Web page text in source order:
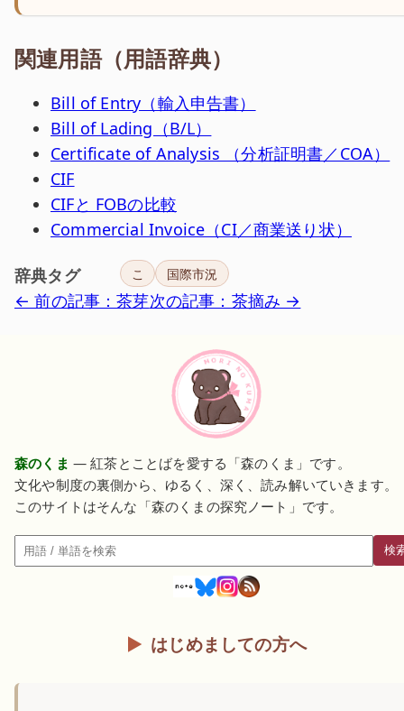
関連用語（用語辞典）
Bill of Entry（輸入申告書）
Bill of Lading（B/L）
Certificate of Analysis （分析証明書／COA）
CIF
CIFと FOBの比較
Commercial Invoice（CI／商業送り状）
辞典タグ こ 国際市況
← 前の記事：茶芽次の記事：茶摘み →
森のくま — 紅茶とことばを愛する「森のくま」です。
文化や制度の裏側から、ゆるく、深く、読み解いていきます。
このサイトはそんな「森のくまの探究ノート」です。
検索
検
はじめましての方へ